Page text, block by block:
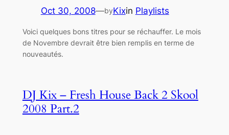
Oct 30, 2008—byKixin Playlists
Voici quelques bons titres pour se réchauffer. Le mois
de Novembre devrait être bien remplis en terme de
nouveautés.
DJ Kix – Fresh House Back 2 Skool
2008 Part.2